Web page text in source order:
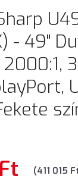
- 49"
2000:1,
(411 015